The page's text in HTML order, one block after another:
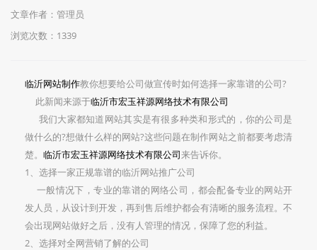
文章作者：管理员
浏览次数：1339
临沂网站制作教你想要给公司做宣传时如何选择一家靠谱的公司?
此新闻来源于临沂市宏玉祥源网络技术有限公司
我们大家都知道网站其实是有很多种类和形式的，你的公司是
做什么的?想做什么样的网站?这些问题在制作网站之前都要考虑清
楚。 临沂市宏玉祥源网络技术有限公司来告诉你。
1、选择一家正规靠谱的临沂网站推广公司
一般情况下，专业的靠谱的网络公司，都会配备专业的网站开
发人员，从设计到开发，再到售后维护都会有清晰的服务流程。不
会出现网站做好之后，没有人管理的情况，保障了您的利益。
2、选择对全网营销了解的公司